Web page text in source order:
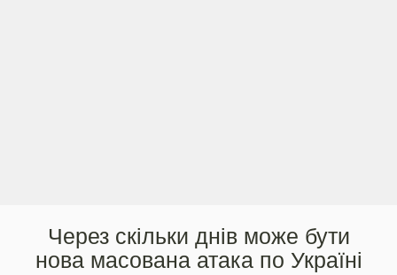
Через скільки днів може бути
нова масована атака по Україні